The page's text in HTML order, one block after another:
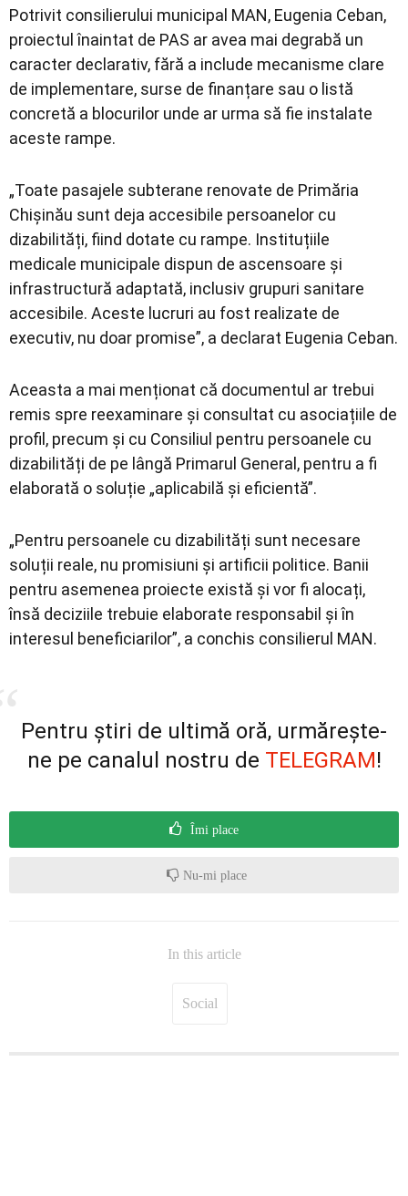
Potrivit consilierului municipal MAN, Eugenia Ceban,
proiectul înaintat de PAS ar avea mai degrabă un
caracter declarativ, fără a include mecanisme clare
de implementare, surse de finanțare sau o listă
concretă a blocurilor unde ar urma să fie instalate
aceste rampe.
„Toate pasajele subterane renovate de Primăria
Chișinău sunt deja accesibile persoanelor cu
dizabilități, fiind dotate cu rampe. Instituțiile
medicale municipale dispun de ascensoare și
infrastructură adaptată, inclusiv grupuri sanitare
accesibile. Aceste lucruri au fost realizate de
executiv, nu doar promise”, a declarat Eugenia Ceban.
Aceasta a mai menționat că documentul ar trebui
remis spre reexaminare și consultat cu asociațiile de
profil, precum și cu Consiliul pentru persoanele cu
dizabilități de pe lângă Primarul General, pentru a fi
elaborată o soluție „aplicabilă și eficientă”.
„Pentru persoanele cu dizabilități sunt necesare
soluții reale, nu promisiuni și artificii politice. Banii
pentru asemenea proiecte există și vor fi alocați,
însă deciziile trebuie elaborate responsabil și în
interesul beneficiarilor”, a conchis consilierul MAN.
Pentru știri de ultimă oră, urmărește-
ne pe canalul nostru de TELEGRAM!
Îmi place
Nu-mi place
In this article
Social